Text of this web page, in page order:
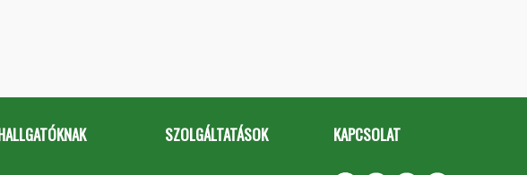
SZOLGÁLTATÁSOK KAPCSOLAT